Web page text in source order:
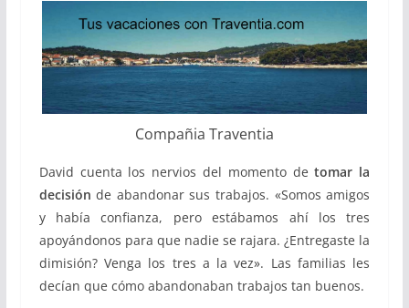
Compañia Traventia
David cuenta los nervios del momento detomar la
decisión de abandonar sus trabajos. «Somos amigos
y había confianza, pero estábamos ahí los tres
apoyándonos para que nadie se rajara. ¿Entregaste la
dimisión? Venga los tres a la vez». Las familias les
decían que cómo abandonaban trabajos tan buenos.